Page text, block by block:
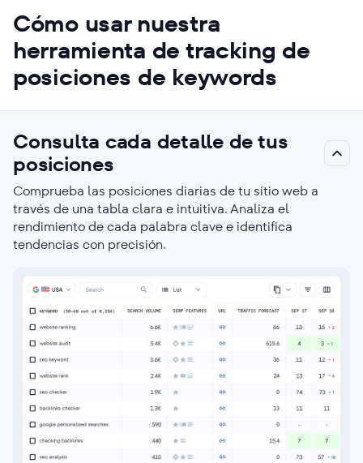
Cómo usar nuestra
herramienta de tracking de
posiciones de keywords
Consulta cada detalle de tus
posiciones
Comprueba las posiciones diarias de tu sitio web a
través de una tabla clara e intuitiva. Analiza el
rendimiento de cada palabra clave e identifica
tendencias con precisión.